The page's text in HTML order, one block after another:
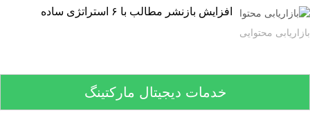
افزایش بازنشر مطالب با ۶ استراتژی ساده
محتوایی
خدمات دیجیتال مارکتینگ